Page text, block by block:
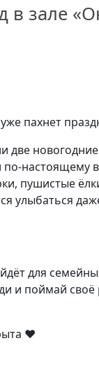
в зале
пахнет
две
настоящему
пушистые
улыбаться
для
и поймай своё
❤️